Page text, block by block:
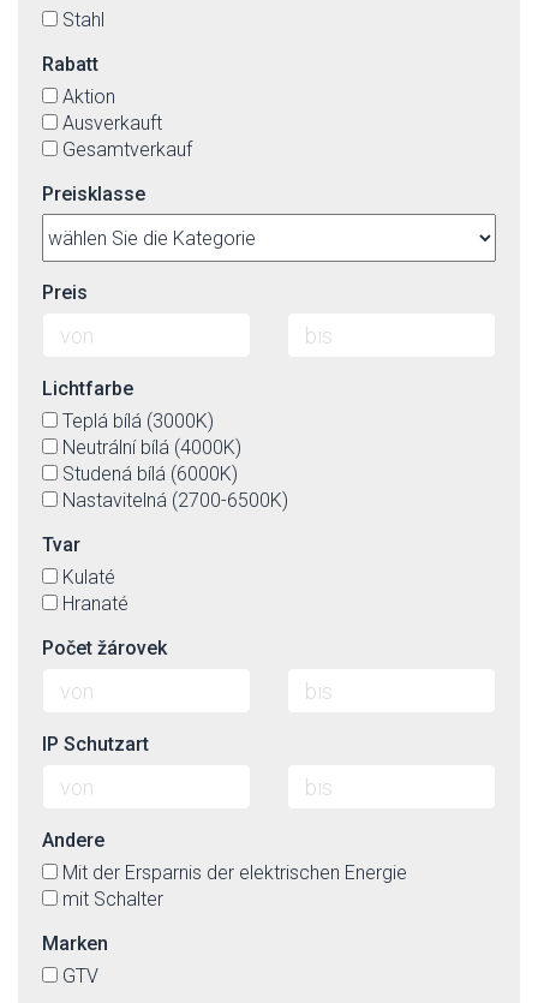
Stahl
Rabatt
Aktion
Ausverkauft
Gesamtverkauf
Preisklasse
Preis
Lichtfarbe
Teplá bílá (3000K)
Neutrální bílá (4000K)
Studená bílá (6000K)
Nastavitelná (2700-6500K)
Tvar
Kulaté
Hranaté
Počet žárovek
IP Schutzart
Andere
Mit der Ersparnis der elektrischen Energie
mit Schalter
Marken
GTV